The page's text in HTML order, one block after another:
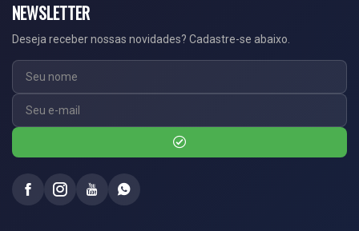
NEWSLETTER
Deseja receber nossas novidades? Cadastre-se abaixo.